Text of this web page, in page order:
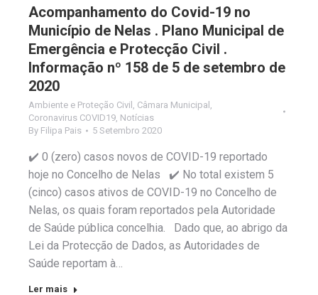
Acompanhamento do Covid-19 no
Município de Nelas . Plano Municipal de
Emergência e Protecção Civil .
Informação nº 158 de 5 de setembro de
2020
Ambiente e Proteção Civil Câmara Municipal
Coronavirus COVID19 Notícias
By Filipa Pais 5 Setembro 2020
✔️ 0 (zero) casos novos de COVID-19 reportado
hoje no Concelho de Nelas ✔️ No total existem 5
(cinco) casos ativos de COVID-19 no Concelho de
Nelas, os quais foram reportados pela Autoridade
de Saúde pública concelhia. Dado que, ao abrigo da
Lei da Protecção de Dados, as Autoridades de
Saúde reportam à…
Ler mais